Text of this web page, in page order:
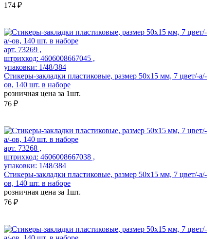
174 ₽
арт. 73269 ,
штрихкод: 4606008667045 ,
упаковки: 1/48/384
Стикеры-закладки пластиковые, размер 50х15 мм, 7 цвет/-а/-
ов, 140 шт. в наборе
розничная цена за 1шт.
76 ₽
арт. 73268 ,
штрихкод: 4606008667038 ,
упаковки: 1/48/384
Стикеры-закладки пластиковые, размер 50х15 мм, 7 цвет/-а/-
ов, 140 шт. в наборе
розничная цена за 1шт.
76 ₽